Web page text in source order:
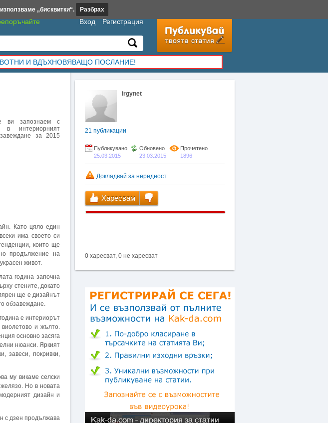
ви запознаем с
в интериорният
за 2015
Като цяло един
има своето си
които ще
продължение на
живот.
година започна
стените, докато
ще е дизайнът
обзавеждане.
е интериорът
и жълто.
основно засяга
нюанси. Яркият
завеси, покривки,
му викаме селски
Но в новата
дизайн и
с дзен продължава
irgynet
21 публикации
Публикувано
25.03.2015
Обновено
23.03.2015
Прочетено
1896
Докладвай за нередност
Харесвам
0 харесват, 0 не харесват
Вход Регистрация
И ВДЪХНОВЯВАЩО ПОСЛАНИЕ!
„бисквитки“. Разбрах